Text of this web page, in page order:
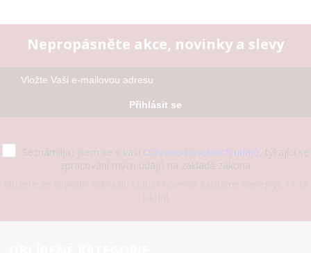
Nepropásněte akce, novinky a slevy
Přihlásit se
Seznámil(a) jsem se s vaší Ochranou osobních údajů, týkající se
zpracování mých údajů na základě zákona